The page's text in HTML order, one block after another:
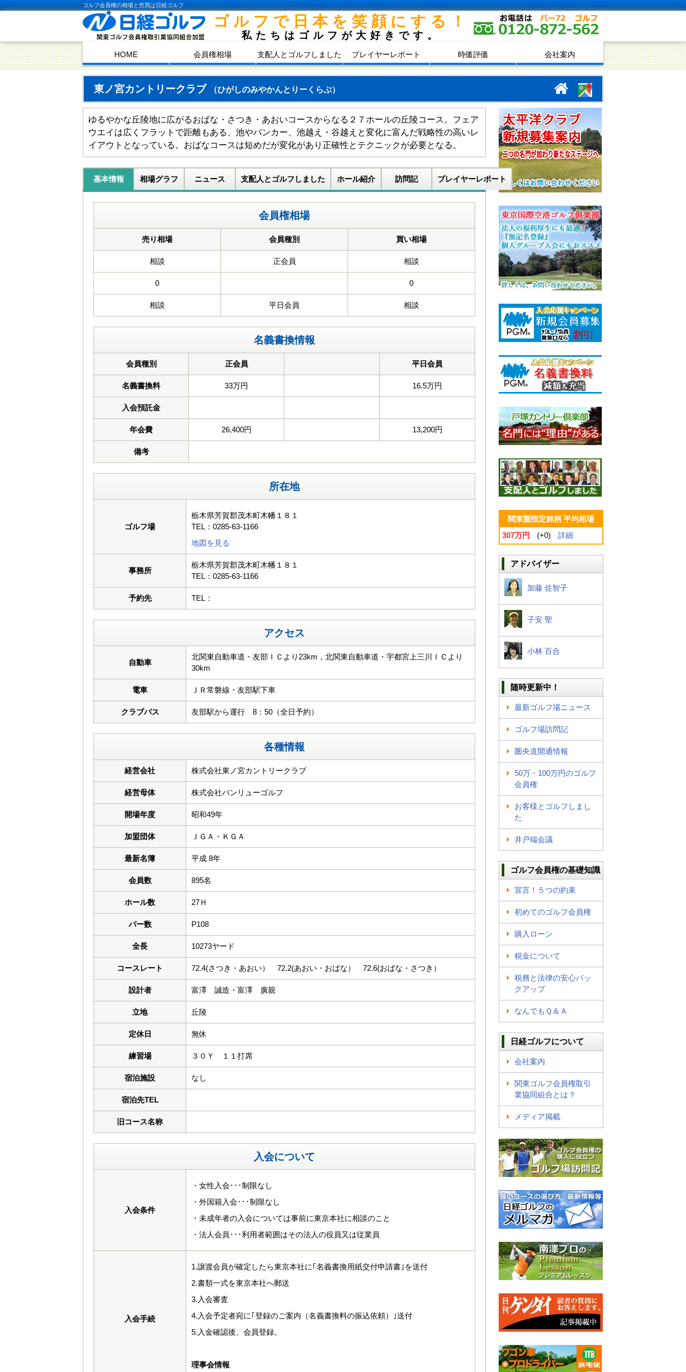
ゴルフ会員権の相場と売買は日経ゴルフ
ゴルフで日本を笑顔にする！
私たちはゴルフが大好きです。
HOME 会員権相場 支配人とゴルフしました プレイヤーレポート 時価評価 会社案内
東ノ宮カントリークラブ （ひがしのみやかんとりーくらぶ）
ゆるやかな丘陵地に広がるおばな・さつき・あおいコースからなる２７ホールの丘陵コース。フェア
ウエイは広くフラットで距離もある、池やバンカー、池越え・谷越えと変化に富んだ戦略性の高いレ
イアウトとなっている。おばなコースは短めだが変化があり正確性とテクニックが必要となる。
基本情報 相場グラフ ニュース 支配人とゴルフしました ホール紹介 訪問記 プレイヤーレポート
会員権相場
売り相場 会員種別 買い相場
相談 正会員 相談
0 0
相談 平日会員 相談
名義書換情報
会員種別 正会員 平日会員
名義書換料 33万円 16.5万円
入会預託金
年会費 26,400円 13,200円
備考
所在地
ゴルフ場
栃木県芳賀郡茂木町木幡１８１
TEL：0285-63-1166
地図を見る
事務所
栃木県芳賀郡茂木町木幡１８１
TEL：0285-63-1166
予約先 TEL：
アクセス
自動車
北関東自動車道・友部ＩＣより23km，北関東自動車道・宇都宮上三川ＩＣより
30km
電車 ＪＲ常磐線・友部駅下車
クラブバス 友部駅から運行 8：50（全日予約）
各種情報
経営会社 株式会社東ノ宮カントリークラブ
経営母体 株式会社バンリューゴルフ
開場年度 昭和49年
加盟団体 ＪＧＡ・ＫＧＡ
最新名簿 平成 8年
会員数 895名
ホール数 27Ｈ
パー数 P108
全長 10273ヤード
コースレート 72.4(さつき・あおい） 72.2(あおい・おばな） 72.6(おばな・さつき）
設計者 富澤 誠造・富澤 廣親
立地 丘陵
定休日 無休
練習場 ３０Ｙ １１打席
宿泊施設 なし
宿泊先TEL
旧コース名称
入会について
入会条件
・女性入会･･･制限なし
・外国籍入会･･･制限なし
・未成年者の入会については事前に東京本社に相談のこと
・法人会員･･･利用者範囲はその法人の役員又は従業員
入会手続
1.譲渡会員が確定したら東京本社に｢名義書換用紙交付申請書｣を送付
2.書類一式を東京本社へ郵送
3.入会審査
4.入会予定者宛に｢登録のご案内（名義書換料の振込依頼）｣送付
5.入金確認後、会員登録。
理事会情報
関東圏指定銘柄 平均相場
307万円
(+0) 詳細
アドバイザー
加藤 佐智子
子安 聖
小林 百合
随時更新中！
最新ゴルフ場ニュース
ゴルフ場訪問記
圏央道開通情報
50万・100万円のゴルフ
会員権
お客様とゴルフしまし
た
井戸端会議
ゴルフ会員権の基礎知識
宣言！５つの約束
初めてのゴルフ会員権
購入ローン
税金について
税務と法律の安心バッ
クアップ
なんでもＱ＆Ａ
日経ゴルフについて
会社案内
関東ゴルフ会員権取引
業協同組合とは？
メディア掲載